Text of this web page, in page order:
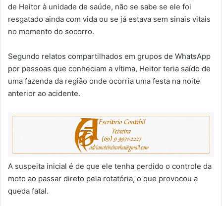
de Heitor à unidade de saúde, não se sabe se ele foi
resgatado ainda com vida ou se já estava sem sinais vitais
no momento do socorro.
Segundo relatos compartilhados em grupos de WhatsApp
por pessoas que conheciam a vítima, Heitor teria saído de
uma fazenda da região onde ocorria uma festa na noite
anterior ao acidente.
A suspeita inicial é de que ele tenha perdido o controle da
moto ao passar direto pela rotatória, o que provocou a
queda fatal.